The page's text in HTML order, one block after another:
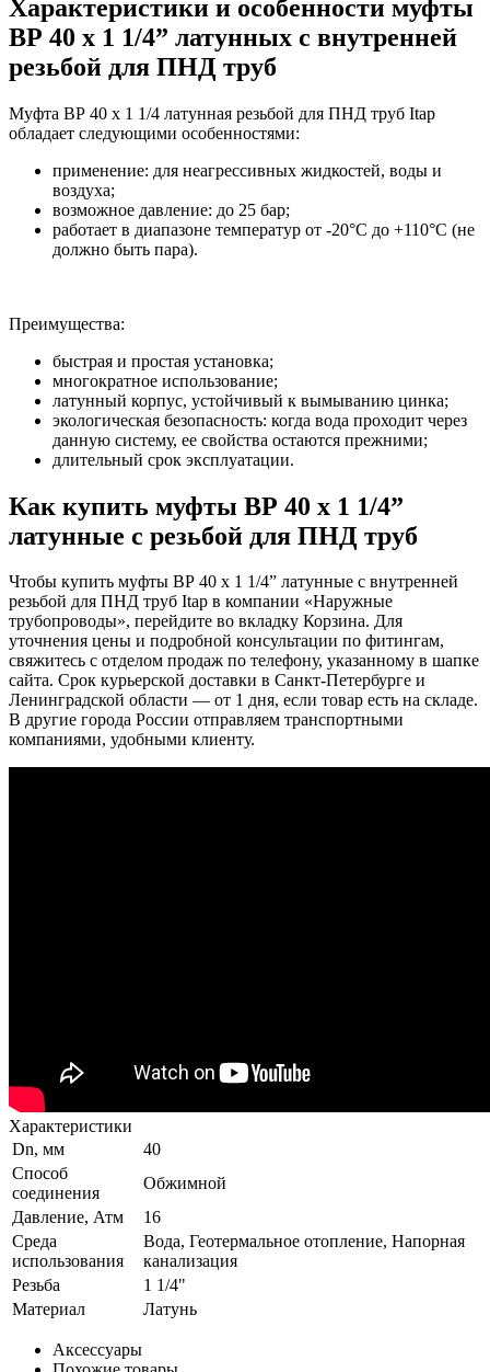
Характеристики и особенности муфты
ВР 40 х 1 1/4” латунных с внутренней
резьбой для ПНД труб
Муфта ВР 40 х 1 1/4 латунная резьбой для ПНД труб Itap
обладает следующими особенностями:
применение: для неагрессивных жидкостей, воды и
воздуха;
возможное давление: до 25 бар;
работает в диапазоне температур от -20°C до +110°C (не
должно быть пара).
Преимущества:
быстрая и простая установка;
многократное использование;
латунный корпус, устойчивый к вымыванию цинка;
экологическая безопасность: когда вода проходит через
данную систему, ее свойства остаются прежними;
длительный срок эксплуатации.
Как купить муфты ВР 40 х 1 1/4”
латунные с резьбой для ПНД труб
Чтобы купить муфты ВР 40 х 1 1/4” латунные с внутренней
резьбой для ПНД труб Itap в компании «Наружные
трубопроводы», перейдите во вкладку Корзина. Для
уточнения цены и подробной консультации по фитингам,
свяжитесь с отделом продаж по телефону, указанному в шапке
сайта. Срок курьерской доставки в Санкт-Петербурге и
Ленинградской области — от 1 дня, если товар есть на складе.
В другие города России отправляем транспортными
компаниями, удобными клиенту.
Характеристики
Dn, мм
40
Способ
соединения
Обжимной
Давление, Атм
16
Среда
использования
Вода, Геотермальное отопление, Напорная
канализация
Резьба
1 1/4"
Материал
Латунь
Аксессуары